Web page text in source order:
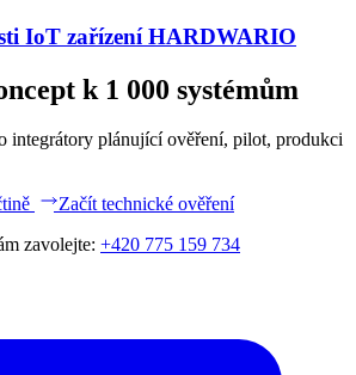
IoT zařízení HARDWARIO
k 1 000 systémům
integrátory plánující ověření, pilot, produkci
Začít technické ověření
zavolejte: +420 775 159 734